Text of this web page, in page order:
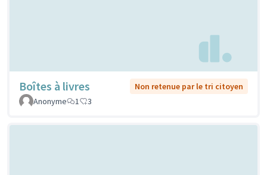
Boîtes à livres
Non retenue par le tri citoyen
Anonyme
1 3